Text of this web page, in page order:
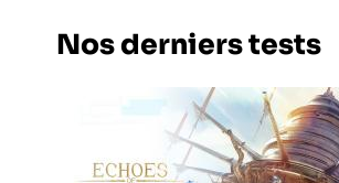
Nos derniers tests